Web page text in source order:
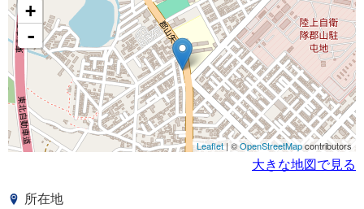
+
-
Leaflet| ©OpenStreetMapcontributors
大きな地図で見る
所在地